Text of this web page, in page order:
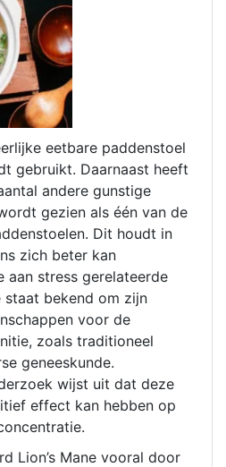
eetbare paddenstoel
gebruikt. Daarnaast heeft
andere gunstige
gezien als één van de
Dit houdt in
zich beter kan
aan stress gerelateerde
staat bekend om zijn
voor de
zoals traditioneel
geneeskunde.
wijst uit dat deze
effect kan hebben op
Lion’s Mane vooral door